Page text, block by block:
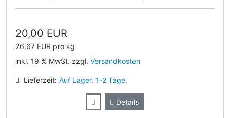
Geruch!
20,00 EUR
26,67 EUR pro kg
inkl. 19 % MwSt. zzgl. Versandkosten
Lieferzeit: Auf Lager. 1-2 Tage.
Details